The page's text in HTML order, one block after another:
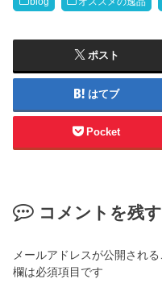
ポスト
はてブ
Pocket
コメントを残す
メールアドレスが公開される
欄は必須項目です